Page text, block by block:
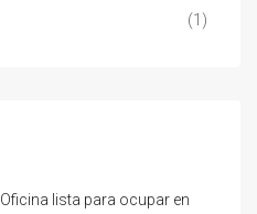
(1)
Oficina lista para ocupar en